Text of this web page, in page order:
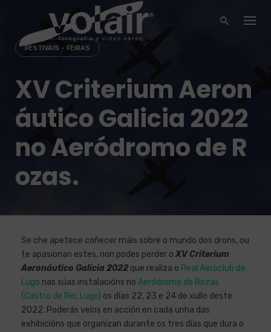
content
FESTIVAIS - FEIRAS
XV Criterium Aeron
áutico Galicia 2022
no Aeródromo de R
ozas.
Se che apetece coñecer máis sobre o mundo dos drons, ou
te apasionan estes, non podes perder oXV Criterium
Aeronáutico Galicia 2022 que realiza o Real Aeroclub de
Lugo nas súas instalacións no Aeródromo de Rozas
(Castro de Rei, Lugo) os días 22, 23 e 24 de xullo deste
2022. Poderás velos en acción en cada unha das
exhibicións que organizan durante os tres días que dura o